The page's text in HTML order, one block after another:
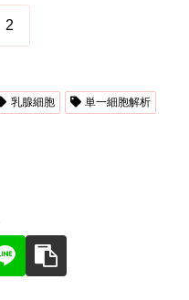
2
乳腺細胞
単一細胞解析